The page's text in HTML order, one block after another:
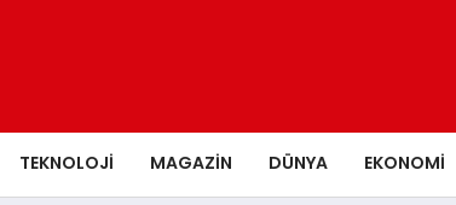
TEKNOLOJI MAGAZIN DÜNYA EKONOMI